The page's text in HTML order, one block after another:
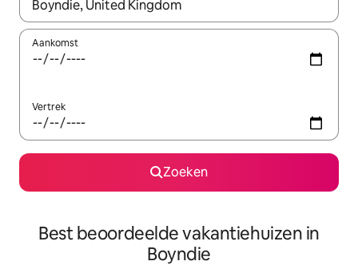
Wanneer er suggesties beschikbaar zijn, maak je een keuze
Aankomst
Vertrek
Zoeken
Best beoordeelde vakantiehuizen in
Boyndie